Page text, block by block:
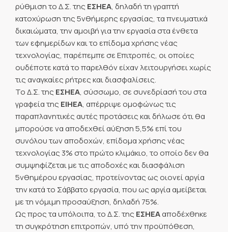
ρύθμιση το Δ.Σ. της ΕΣΗΕΑ, δηλαδή τη γραπτή
κατοχύρωση της 5νθήμερης εργασίας, τα πνευματικά
δικαιώματα, την αμοιβή για την εργασία στα ένθετα
των εφημερίδων και το επίδομα χρήσης νέας
τεχνολογίας, παρέπεμπε σε Επιτροπές, οι οποίες
ουδέποτε κατά το παρελθόν είχαν λειτουργήσει χωρίς
τις αναγκαίες ρήτρες και διασφαλίσεις.
Το Δ.Σ. της ΕΣΗΕΑ, σύσσωμο, σε συνεδρίασή του στα
γραφεία της ΕΙΗΕΑ, απέρριψε ομοφώνως τις
παραπλανητικές αυτές προτάσεις και δήλωσε ότι θα
μπορούσε να αποδεχθεί αύξηση 5,5% επί του
συνόλου των αποδοχών, επίδομα χρήσης νέας
τεχνολογίας 3% στο πρώτο κλιμάκιο, το οποίο δεν θα
συμψηφίζεται με τις αποδοχές και διασφάλιση
5νθημέρου εργασίας, προτείνοντας ως οιονεί αργία
την κατά το Σάββατο εργασία, που ως αργία αμείβεται
με τη νόμιμη προσαύξηση, δηλαδή 75%.
Ως προς τα υπόλοιπα, το Δ.Σ. της ΕΣΗΕΑαποδέχθηκε
τη συγκρότηση επιτροπών, υπό την προϋπόθεση,